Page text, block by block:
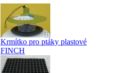
Krmítko pro ptáky plastové
FINCH